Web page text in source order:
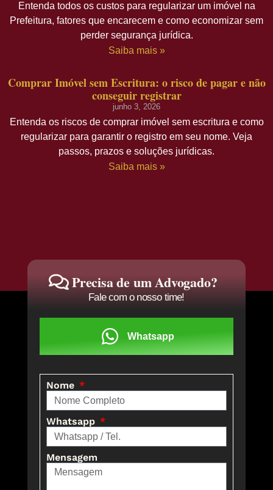
Entenda todos os custos para regularizar um imóvel na
Prefeitura, fatores que encarecem e como economizar sem
perder segurança jurídica.
Saiba mais »
Comprar Imóvel sem Escritura: o risco de pagar e não
conseguir registrar
junho 3, 2026
Entenda os riscos de comprar imóvel sem escritura e como
regularizar para garantir o registro em seu nome. Veja
passos, prazos e soluções jurídicas.
Saiba mais »
Precisa de um Advogado?
Fale com o nosso time!
Whatsapp
Nome
Whatsapp
Mensagem